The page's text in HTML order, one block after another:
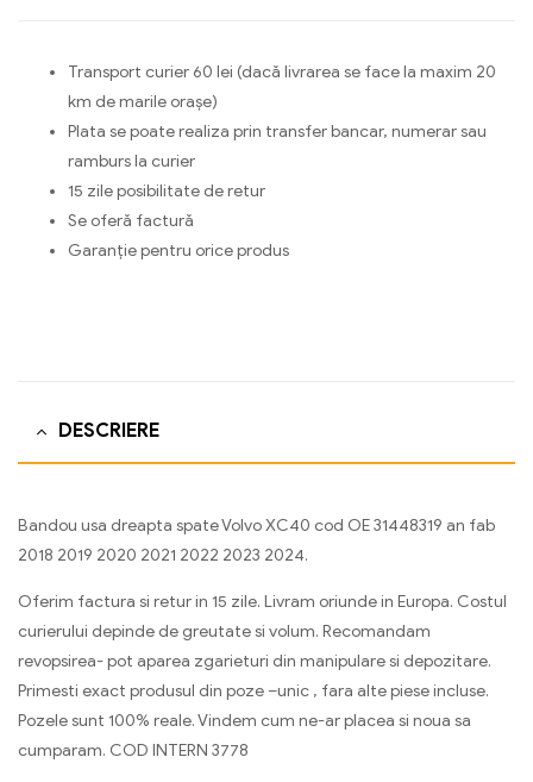
Transport curier 60 lei (dacă livrarea se face la maxim 20
km de marile orașe)
Plata se poate realiza prin transfer bancar, numerar sau
ramburs la curier
15 zile posibilitate de retur
Se oferă factură
Garanție pentru orice produs
DESCRIERE
Bandou usa dreapta spate Volvo XC40 cod OE 31448319 an fab
2018 2019 2020 2021 2022 2023 2024.
Oferim factura si retur in 15 zile. Livram oriunde in Europa. Costul
curierului depinde de greutate si volum. Recomandam
revopsirea- pot aparea zgarieturi din manipulare si depozitare.
Primesti exact produsul din poze –unic , fara alte piese incluse.
Pozele sunt 100% reale. Vindem cum ne-ar placea si noua sa
cumparam. COD INTERN 3778